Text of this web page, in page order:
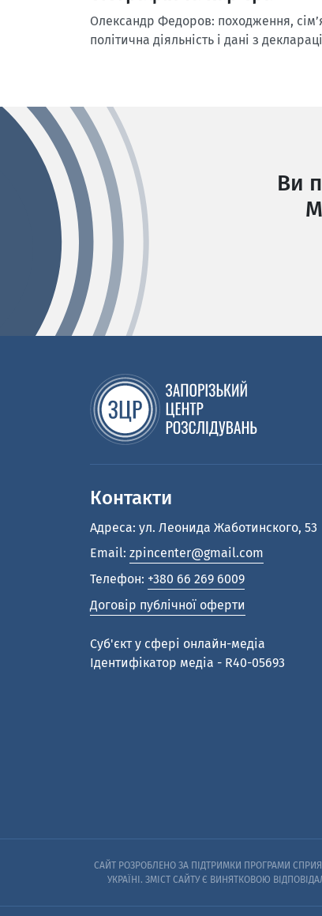
Олександр Федоров: походження,
політична діяльність і дані з
Ви
Контакти
Адреса: ул. Леонида Жаботинского, 53
Email: zpincenter@gmail.com
Телефон: +380 66 269 6009
Договір публічної оферти
Cуб'єкт у сфері онлайн-медіа
Ідентифікатор медіа - R40-05693
САЙТ РОЗРОБЛЕНО ЗА ПІДТРИМКИ ПРОГРАМИ
УКРАЇНІ. ЗМІСТ САЙТУ Є ВИНЯТКОВОЮ